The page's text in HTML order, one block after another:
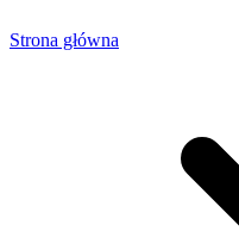
Strona główna